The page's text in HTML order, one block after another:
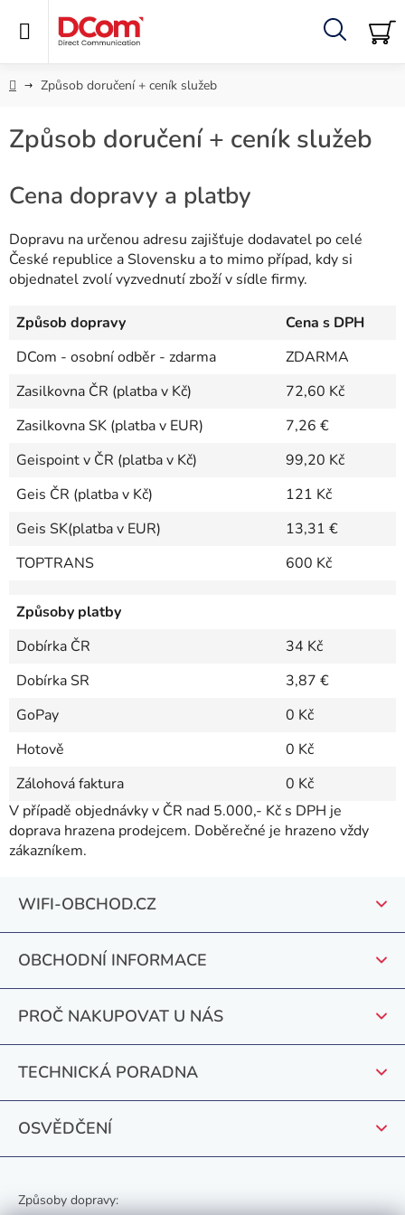
Hledat
DomůZpůsob doručení + ceník služeb
Způsob doručení + ceník služeb
Cena dopravy a platby
Dopravu na určenou adresu zajišťuje dodavatel po celé
České republice a Slovensku a to mimo případ, kdy si
objednatel zvolí vyzvednutí zboží v sídle firmy.
Způsob dopravy
Cena s DPH
DCom - osobní odběr - zdarma
ZDARMA
Zasilkovna ČR (platba v Kč)
72,60 Kč
Zasilkovna SK (platba v EUR)
7,26 €
Geispointv ČR (platba v Kč)
99,20 Kč
Geis ČR (platba v Kč)
121 Kč
Geis SK(platba v EUR)
13,31 €
TOPTRANS
600 Kč
Způsoby platby
Dobírka ČR
34 Kč
Dobírka SR
3,87 €
GoPay
0 Kč
Hotově
0 Kč
Zálohová faktura
0 Kč
V případě objednávky v ČR nad 5.000,- Kč s DPH je
doprava hrazena prodejcem. Doběrečné je hrazeno vždy
zákazníkem.
WIFI-OBCHOD.CZ
OBCHODNÍ INFORMACE
PROČ NAKUPOVAT U NÁS
TECHNICKÁ PORADNA
OSVĚDČENÍ
Způsoby dopravy: